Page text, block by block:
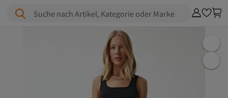
Suche nach Artikel, Kategorie oder Marke